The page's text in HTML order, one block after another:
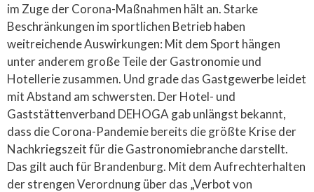
im Zuge der Corona-Maßnahmen hält an. Starke
Beschränkungen im sportlichen Betrieb haben
weitreichende Auswirkungen: Mit dem Sport hängen
unter anderem große Teile der Gastronomie und
Hotellerie zusammen. Und grade das Gastgewerbe leidet
mit Abstand am schwersten. Der Hotel- und
Gaststättenverband DEHOGA gab unlängst bekannt,
dass die Corona-Pandemie bereits die größte Krise der
Nachkriegszeit für die Gastronomiebranche darstellt.
Das gilt auch für Brandenburg. Mit dem Aufrechterhalten
der strengen Verordnung über das „Verbot von